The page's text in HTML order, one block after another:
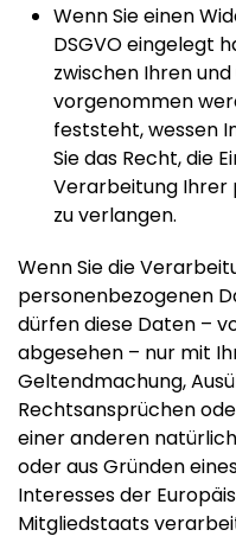
Wenn Sie einen
DSGVO eingelegt
zwischen Ihren
vorgenommen
feststeht, wessen
Sie das Recht, die
Verarbeitung Ihrer
zu verlangen.
Wenn Sie die
personenbezogenen
dürfen diese Daten –
abgesehen – nur mit
Geltendmachung,
Rechtsansprüchen
einer anderen
oder aus Gründen
Interesses der
Mitgliedstaats